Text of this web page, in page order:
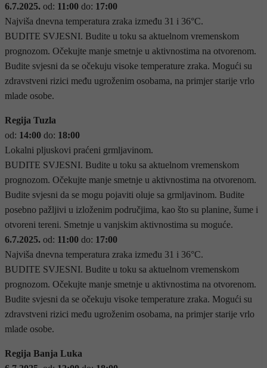
6.7.2025. od: 11:00 do: 17:00
Najviša dnevna temperatura zraka između 31 i 36°C.
BUDITE SVJESNI. Budite u toku sa aktuelnom vremenskom
prognozom. Očekujte manje smetnje u aktivnostima na otvorenom.
Budite svjesni da se očekuju visoke temperature zraka. Mogući su
zdravstveni rizici među ugroženim osobama, na primjer starije vrlo
mlade osobe.
Regija Tuzla
od: 14:00 do: 18:00
Lokalni pljuskovi praćeni grmljavinom.
BUDITE SVJESNI. Budite u toku sa aktuelnom vremenskom
prognozom. Očekujte manje smetnje u aktivnostima na otvorenom.
Budite svjesni da se mogu pojaviti oluje sa grmljavinom. Budite
posebno pažljivi u izloženim područjima, kao što su planine, šume i
otvoreni tereni. Smetnje u vanjskim aktivnostima su moguće.
6.7.2025. od: 11:00 do: 17:00
Najviša dnevna temperatura zraka između 31 i 36°C.
BUDITE SVJESNI. Budite u toku sa aktuelnom vremenskom
prognozom. Očekujte manje smetnje u aktivnostima na otvorenom.
Budite svjesni da se očekuju visoke temperature zraka. Mogući su
zdravstveni rizici među ugroženim osobama, na primjer starije vrlo
mlade osobe.
Regija Banja Luka